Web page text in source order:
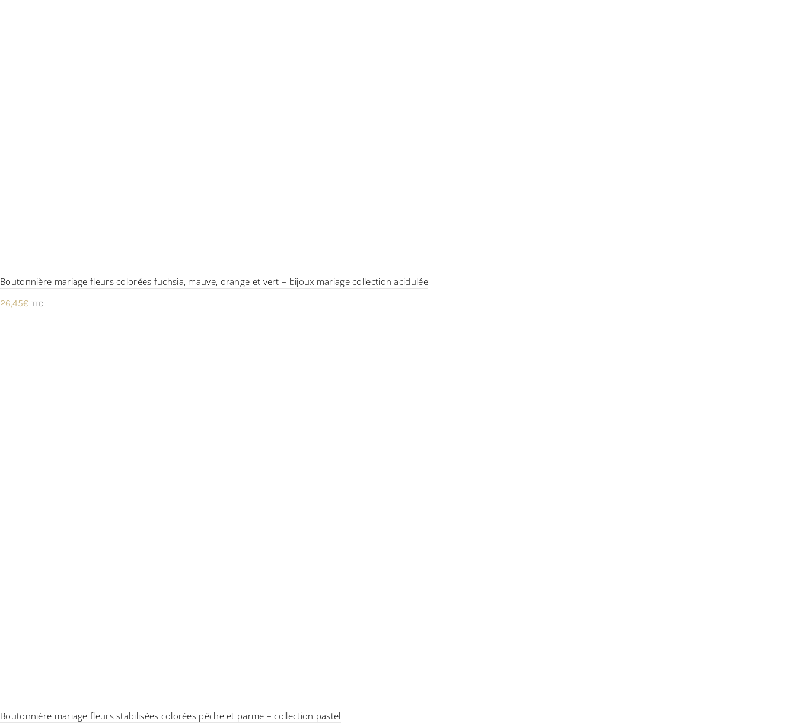
Boutonnière mariage fleurs colorées fuchsia, mauve, orange et vert – bijoux mariage collection acidulée
26,45€ TTC
Boutonnière mariage fleurs stabilisées colorées pêche et parme – collection pastel